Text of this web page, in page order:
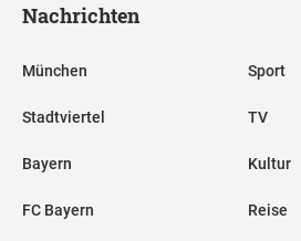
Nachrichten
München
Stadtviertel
Bayern
FC Bayern
Sport
TV
Kultur
Reise